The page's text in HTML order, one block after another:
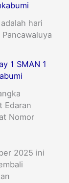
hari
1 SMAN 1
Edaran
Nomor
2025 ini